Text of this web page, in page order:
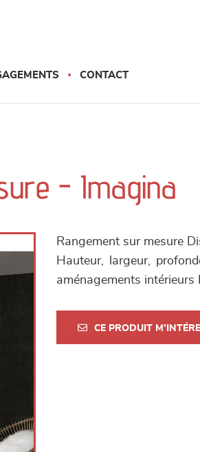
CONTACT
- Imagina
Rangement sur mesure
Hauteur, largeur,
aménagements
CE PRODUIT